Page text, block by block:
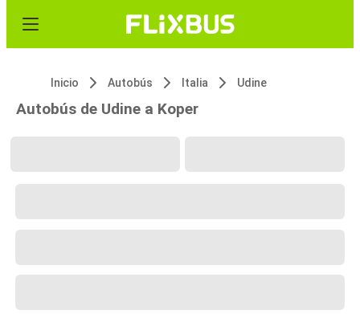
Inicio Autobús Italia Udine
Autobús de Udine a Koper